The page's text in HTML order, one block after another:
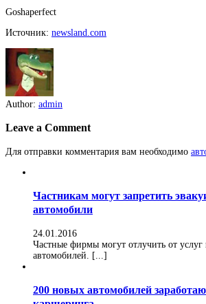
Goshaperfect
Источник: newsland.com
Author: admin
Leave a Comment
Для отправки комментария вам необходимо
Частникам могут запретить
автомобили
24.01.2016
Частные фирмы могут отлучить от услуг
автомобилей. [...]
200 новых автомобилей